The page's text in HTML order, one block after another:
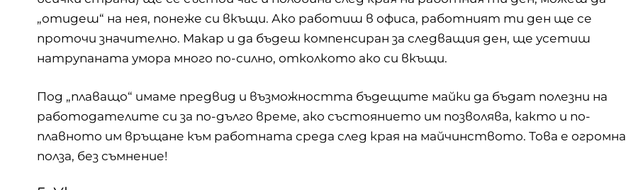
„отидеш“ на нея, понеже си вкъщи. Ако работиш в офиса, работният ти ден ще се
проточи значително. Макар и да бъдеш компенсиран за следващия ден, ще усетиш
натрупаната умора много по-силно, отколкото ако си вкъщи.
Под „плаващо“ имаме предвид и възможността бъдещите майки да бъдат полезни на
работодателите си за по-дълго време, ако състоянието им позволява, както и по-
плавното им връщане към работната среда след края на майчинството. Това е огромна
полза, без съмнение!